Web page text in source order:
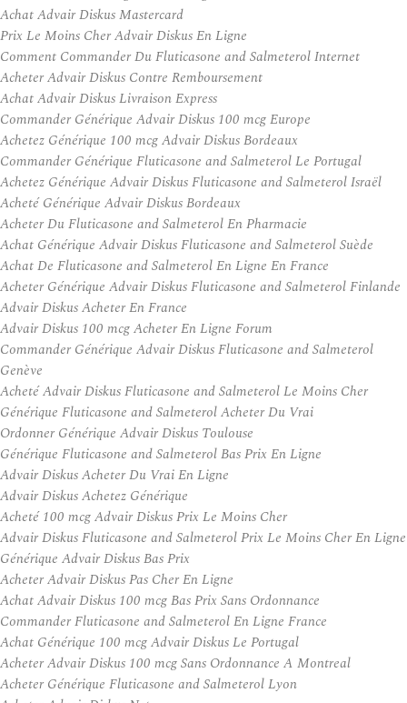
Achat Advair Diskus Mastercard
Prix Le Moins Cher Advair Diskus En Ligne
Comment Commander Du Fluticasone and Salmeterol Internet
Acheter Advair Diskus Contre Remboursement
Achat Advair Diskus Livraison Express
Commander Générique Advair Diskus 100 mcg Europe
Achetez Générique 100 mcg Advair Diskus Bordeaux
Commander Générique Fluticasone and Salmeterol Le Portugal
Achetez Générique Advair Diskus Fluticasone and Salmeterol Israël
Acheté Générique Advair Diskus Bordeaux
Acheter Du Fluticasone and Salmeterol En Pharmacie
Achat Générique Advair Diskus Fluticasone and Salmeterol Suède
Achat De Fluticasone and Salmeterol En Ligne En France
Acheter Générique Advair Diskus Fluticasone and Salmeterol Finlande
Advair Diskus Acheter En France
Advair Diskus 100 mcg Acheter En Ligne Forum
Commander Générique Advair Diskus Fluticasone and Salmeterol
Genève
Acheté Advair Diskus Fluticasone and Salmeterol Le Moins Cher
Générique Fluticasone and Salmeterol Acheter Du Vrai
Ordonner Générique Advair Diskus Toulouse
Générique Fluticasone and Salmeterol Bas Prix En Ligne
Advair Diskus Acheter Du Vrai En Ligne
Advair Diskus Achetez Générique
Acheté 100 mcg Advair Diskus Prix Le Moins Cher
Advair Diskus Fluticasone and Salmeterol Prix Le Moins Cher En Ligne
Générique Advair Diskus Bas Prix
Acheter Advair Diskus Pas Cher En Ligne
Achat Advair Diskus 100 mcg Bas Prix Sans Ordonnance
Commander Fluticasone and Salmeterol En Ligne France
Achat Générique 100 mcg Advair Diskus Le Portugal
Acheter Advair Diskus 100 mcg Sans Ordonnance A Montreal
Acheter Générique Fluticasone and Salmeterol Lyon